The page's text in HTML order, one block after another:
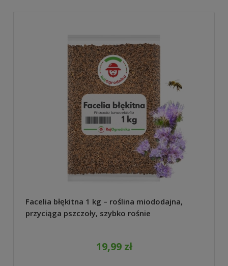
Facelia błękitna 1 kg – roślina miododajna,
przyciąga pszczoły, szybko rośnie
19,99 zł